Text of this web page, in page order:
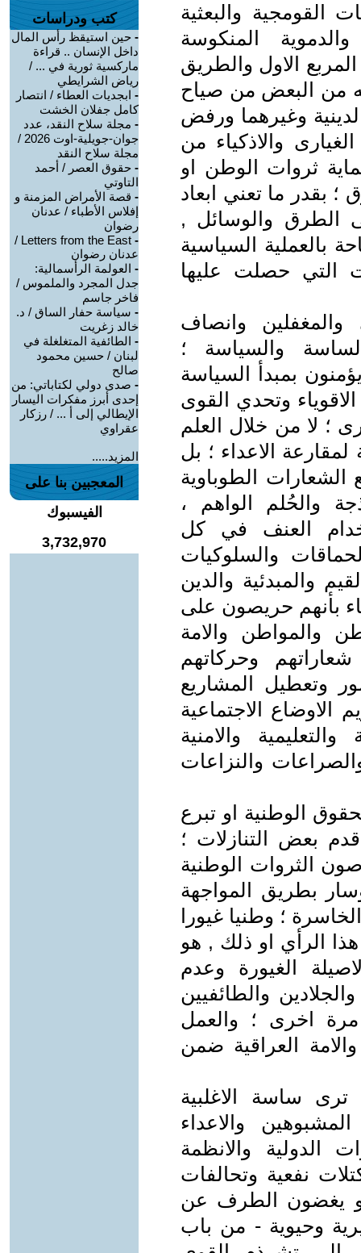
القومجية والبعثية
والدموية المنكوسة
الاول والطريق
من البعض من صياح
وغيرهما ورفض
والاذكياء من
ثروات الوطن او
بقدر ما تعني ابعاد
الطرق والوسائل ,
بالعملية السياسية
التي حصلت عليها
وانصاف
والسياسة ؛
بمبدأ السياسة
وتحدي القوى
؛ لا من خلال العلم
الاعداء ؛ بل
الشعارات الطوباوية
والحُلم الواهم ،
العنف في كل
والسلوكيات
والمبدئية والدين
بأنهم حريصون على
والمواطن والامة
وحركاتهم
وتعطيل المشاريع
الاوضاع الاجتماعية
والامنية
والنزاعات
الوطنية او تبرع
بعض التنازلات ؛
الثروات الوطنية
بطريق المواجهة
؛ وطنيا غيورا
الرأي او ذلك , هو
الغيورة وعدم
والطائفيين
مرة اخرى ؛ والعمل
العراقية ضمن
ساسة الاغلبية
والاعداء
الدولية والانظمة
نفعية وتحالفات
او يغضون الطرف عن
وحيوية - من باب
كتب ودراسات
- حين استيقظ رأس المال
داخل الإنسان .. قراءة
ماركسية ثورية في ... /
رياض الشرايطي
- ابجديات العطاء / انتصار
كامل جفلان الخشت
- مجلة سلاح النقد، عدد
جوان-جويلية-اوت 2026 /
مجلة سلاح النقد
- حقوق العصر / أحمد
التاوتي
- قصة الأمراض المزمنة و
إفلاس الأطباء / عدنان
رضوان
-
Letters from the East /
عدنان رضوان
- العولمة الرأسمالية:
جدل المجرد والملموس /
فاخر جاسم
- سياسة حفار الساق / د.
خالد زغريت
- الطائفية المتغلغلة في
لبنان / حسين محمود
صالح
- صدى دولي لكتاباتي: من
إحدى أبرز مفكرات اليسار
الإيطالي إلى أ ... / رزكار
عقراوي
المزيد.....
المعجبين بنا على
الفيسبوك
3,732,970